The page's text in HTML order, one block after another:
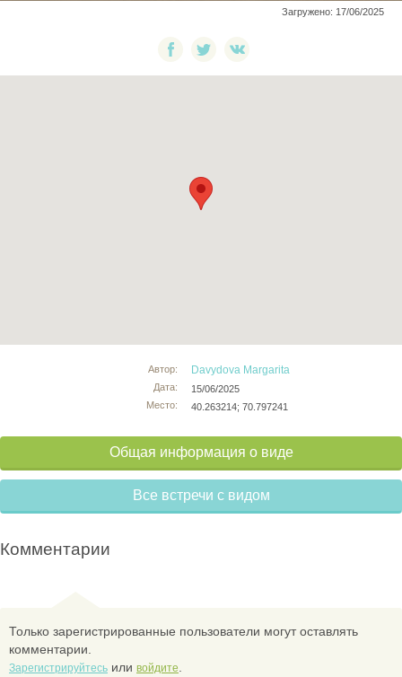
Загружено: 17/06/2025
Автор:
Дата:
Место:
Davydova Margarita
15/06/2025
40.263214; 70.797241
Общая информация о виде
Все встречи с видом
Комментарии
Только зарегистрированные пользователи могут оставлять
комментарии.
Зарегистрируйтесь или войдите